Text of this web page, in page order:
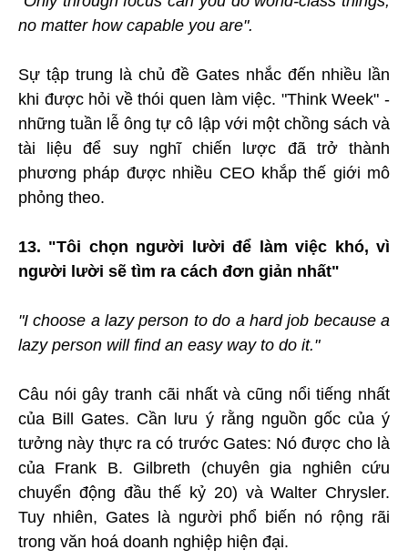
no matter how capable you are".
Sự tập trung là chủ đề Gates nhắc đến nhiều lần
khi được hỏi về thói quen làm việc. "Think Week" -
những tuần lễ ông tự cô lập với một chồng sách và
tài liệu để suy nghĩ chiến lược đã trở thành
phương pháp được nhiều CEO khắp thế giới mô
phỏng theo.
13. "Tôi chọn người lười để làm việc khó, vì
người lười sẽ tìm ra cách đơn giản nhất"
"I choose a lazy person to do a hard job because a
lazy person will find an easy way to do it."
Câu nói gây tranh cãi nhất và cũng nổi tiếng nhất
của Bill Gates. Cần lưu ý rằng nguồn gốc của ý
tưởng này thực ra có trước Gates: Nó được cho là
của Frank B. Gilbreth (chuyên gia nghiên cứu
chuyển động đầu thế kỷ 20) và Walter Chrysler.
Tuy nhiên, Gates là người phổ biến nó rộng rãi
trong văn hoá doanh nghiệp hiện đại.